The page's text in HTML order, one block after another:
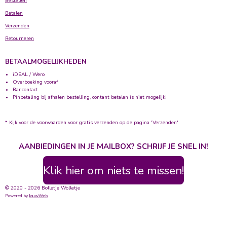
Betalen
Verzenden
Retourneren
BETAALMOGELIJKHEDEN
iDEAL / Wero
Overboeking vooraf
Bancontact
Pinbetaling bij afhalen bestelling, contant betalen is niet mogelijk!
* Kijk voor de voorwaarden voor gratis verzenden op de pagina 'Verzenden'
AANBIEDINGEN IN JE MAILBOX? SCHRIJF JE SNEL IN!
Klik hier om niets te missen!
© 2020 - 2026 Bolletje Wolletje
Powered byJouwWeb